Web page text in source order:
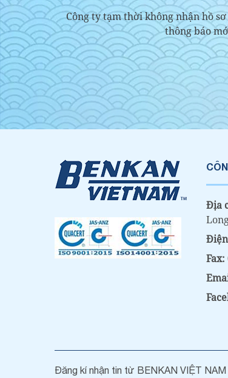
Công ty tạm thời không nhận hồ
thông báo
Địa
Fax:
Đăng kí nhận tin từ BENKAN VIỆT NAM